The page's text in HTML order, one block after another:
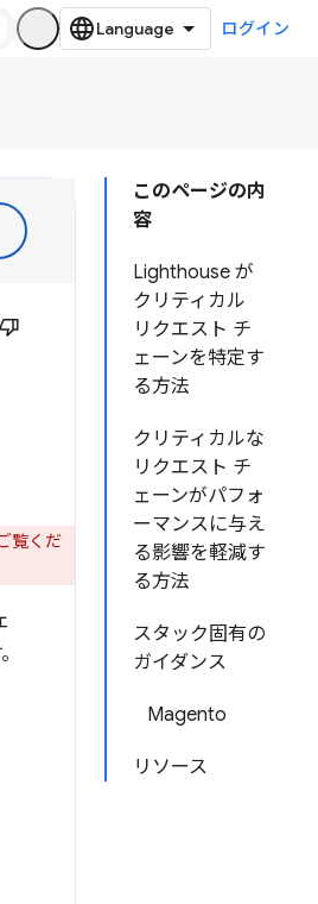
ログイン
このページの内
容
Lighthouse が
クリティカル
リクエスト チ
ェーンを特定す
る方法
クリティカルな
リクエスト チ
ェーンがパフォ
ーマンスに与え
る影響を軽減す
る方法
スタック固有の
ガイダンス
Magento
リソース
覧くだ